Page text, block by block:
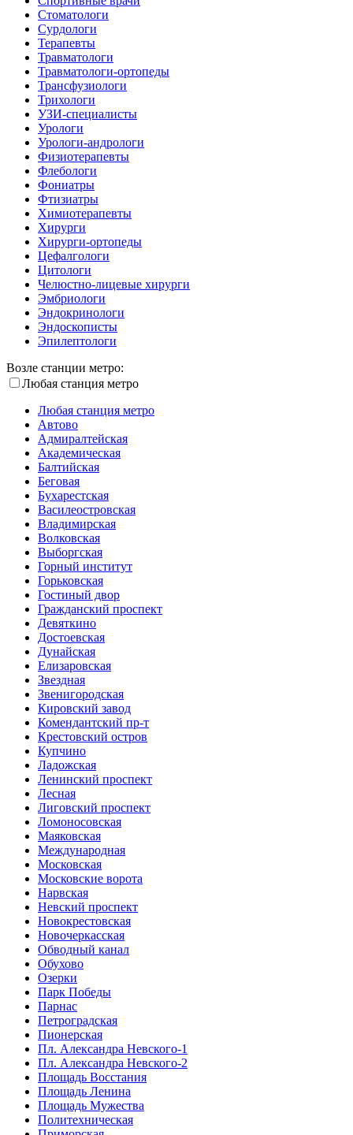
Стоматологи
Сурдологи
Терапевты
Травматологи
Травматологи-ортопеды
Трансфузиологи
Трихологи
УЗИ-специалисты
Урологи
Урологи-андрологи
Физиотерапевты
Флебологи
Фониатры
Фтизиатры
Химиотерапевты
Хирурги
Хирурги-ортопеды
Цефалгологи
Цитологи
Челюстно-лицевые хирурги
Эмбриологи
Эндокринологи
Эндоскописты
Эпилептологи
Возле станции метро:
Любая станция метро
Любая станция метро
Автово
Адмиралтейская
Академическая
Балтийская
Беговая
Бухарестская
Василеостровская
Владимирская
Волковская
Выборгская
Горный институт
Горьковская
Гостиный двор
Гражданский проспект
Девяткино
Достоевская
Дунайская
Елизаровская
Звездная
Звенигородская
Кировский завод
Комендантский пр-т
Крестовский остров
Купчино
Ладожская
Ленинский проспект
Лесная
Лиговский проспект
Ломоносовская
Маяковская
Международная
Московская
Московские ворота
Нарвская
Невский проспект
Новокрестовская
Новочеркасская
Обводный канал
Обухово
Озерки
Парк Победы
Парнас
Петроградская
Пионерская
Пл. Александра Невского-1
Пл. Александра Невского-2
Площадь Восстания
Площадь Ленина
Площадь Мужества
Политехническая